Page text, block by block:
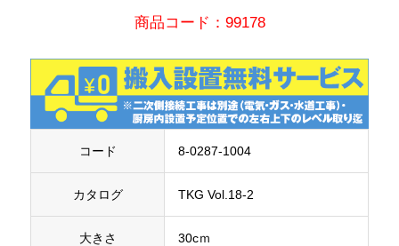
商品コード：99178
コード 8-0287-1004
カタログ TKG Vol.18-2
大きさ 30cｍ